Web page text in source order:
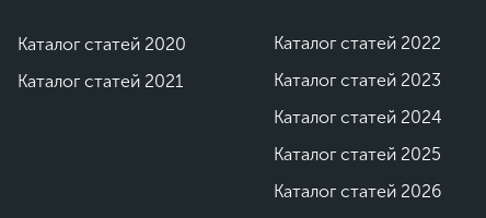
Каталог статей 2020
Каталог статей 2021
Каталог статей 2022
Каталог статей 2023
Каталог статей 2024
Каталог статей 2025
Каталог статей 2026